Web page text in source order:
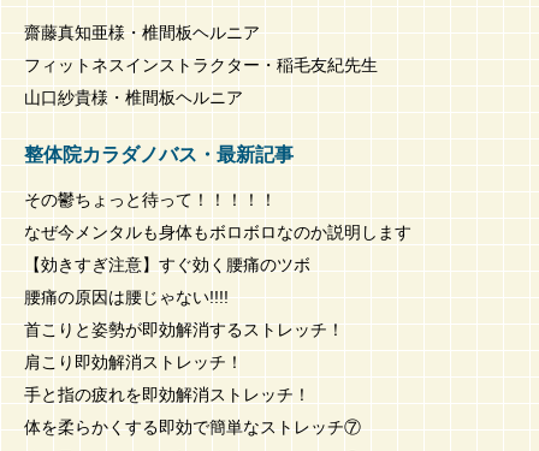
齋藤真知亜様・椎間板ヘルニア
フィットネスインストラクター・稲毛友紀先生
山口紗貴様・椎間板ヘルニア
整体院カラダノバス・最新記事
その鬱ちょっと待って！！！！！
なぜ今メンタルも身体もボロボロなのか説明します
【効きすぎ注意】すぐ効く腰痛のツボ
腰痛の原因は腰じゃない!!!!
首こりと姿勢が即効解消するストレッチ！
肩こり即効解消ストレッチ！
手と指の疲れを即効解消ストレッチ！
体を柔らかくする即効で簡単なストレッチ⑦